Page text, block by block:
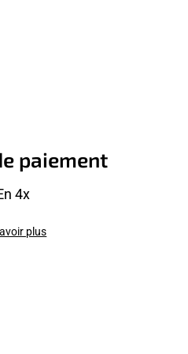
paiement
4x
plus